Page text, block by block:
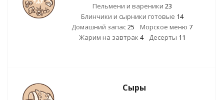
Пельмени и вареники 23
Блинчики и сырники готовые 14
Домашний запас25 Морское меню 7
Жарим на завтрак 4 Десерты 11
Сыры